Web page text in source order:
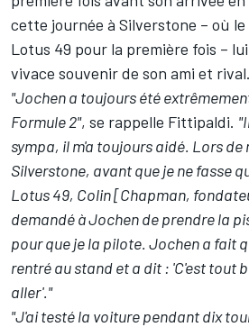
cette journée à Silverstone – où
Lotus 49 pour la première fois –
vivace souvenir de son ami et rival.
"Jochen a toujours été
Formule 2", se rappelle Fittipaldi.
sympa, il m'a toujours aidé. Lors de
Silverstone, avant que je ne fasse
Lotus 49, Colin [Chapman,
demandé à Jochen de prendre la
pour que je la pilote. Jochen a fait
rentré au stand et a dit : 'C'est tout
aller'."
"J'ai testé la voiture pendant dix